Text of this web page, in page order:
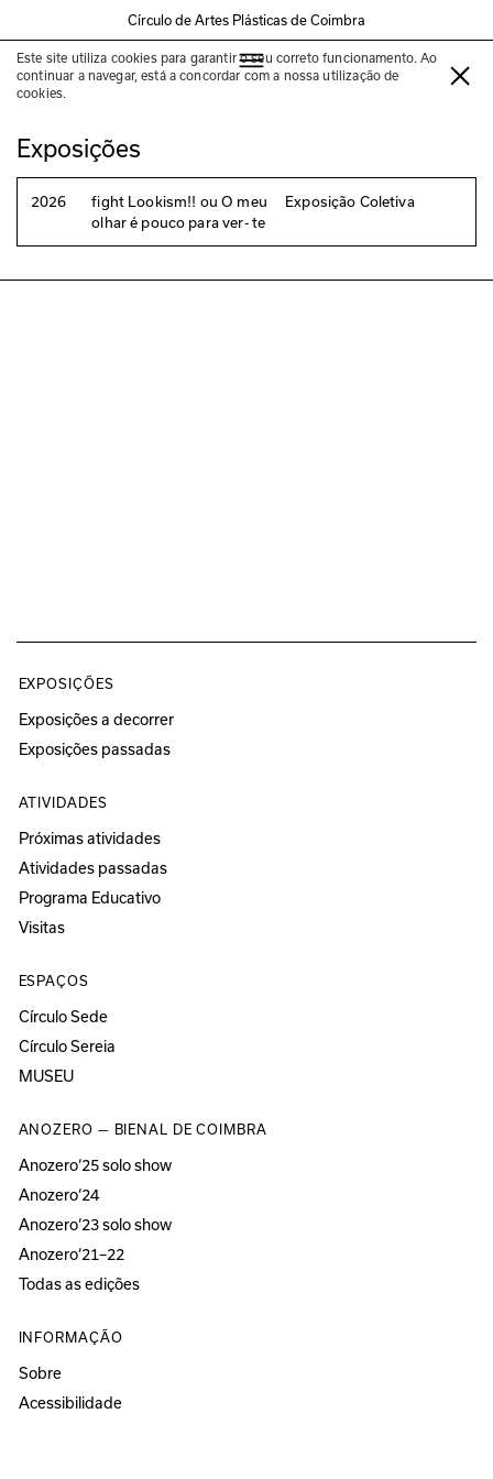
Círculo de Artes Plásticas de Coimbra
Este site utiliza cookies para garantir o seu correto funcionamento. Ao
continuar a navegar, está a concordar com a nossa utilização de
cookies.
Inácio Matsinhe
Exposições
2026
fight Lookism!! ou O meu
olhar é pouco para ver- te
Exposição Coletiva
EXPOSIÇÕES
Exposições a decorrer
Exposições passadas
ATIVIDADES
Próximas atividades
Atividades passadas
Programa Educativo
Visitas
ESPAÇOS
Círculo Sede
Círculo Sereia
MUSEU
ANOZERO — BIENAL DE COIMBRA
Anozero‘25 solo show
Anozero‘24
Anozero‘23 solo show
Anozero‘21–22
Todas as edições
INFORMAÇÃO
Sobre
Acessibilidade